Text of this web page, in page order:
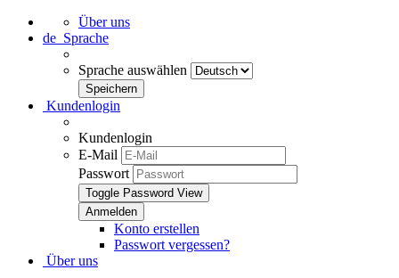
Über uns
de Sprache
Sprache auswählen
Kundenlogin
Kundenlogin
E-Mail
Passwort
Toggle Password View
Konto erstellen
Passwort vergessen?
Über uns